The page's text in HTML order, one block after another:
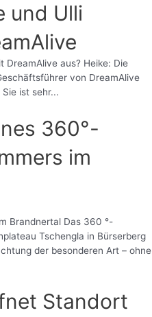
und Ulli
DreamAlive aus? Heike: Die
von DreamAlive
ist sehr...
360°-
im
Brandnertal Das 360 °-
Tschengla in Bürserberg
der besonderen Art – ohne
Standort